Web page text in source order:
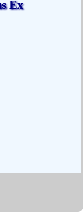
Ex